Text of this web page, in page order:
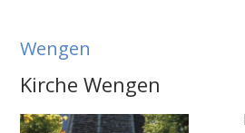
Wengen
Kirche Wengen